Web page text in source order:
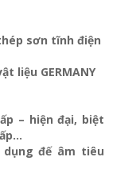
sơn tĩnh điện
liệu GERMANY
– hiện đại, biệt
đế âm tiêu